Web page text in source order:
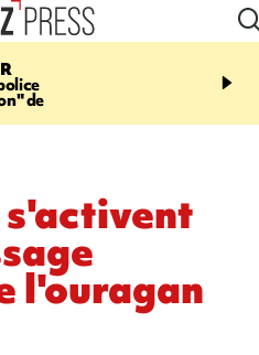
de
12:19
grièvement blessé à
s'activent
l'ouragan